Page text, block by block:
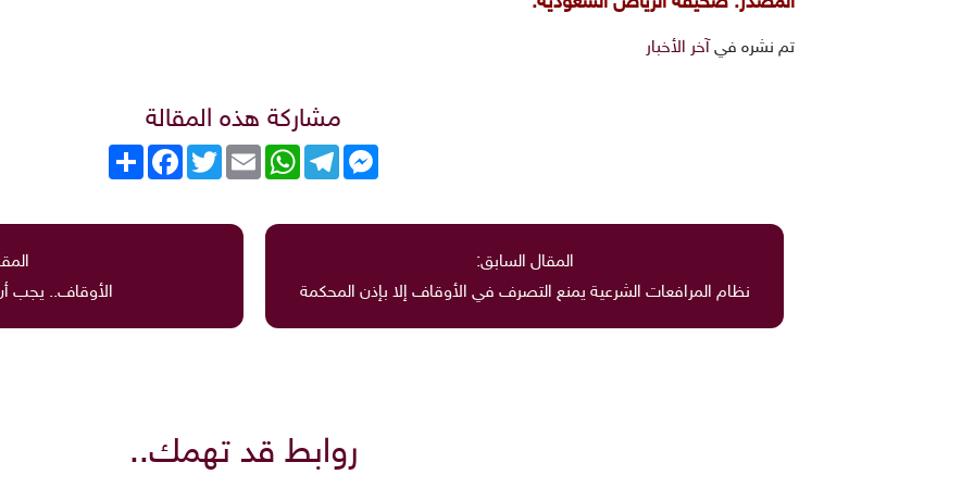
تم نشره في آخر الأخبار
مشاركة هذه المقالة
انشر
FacebookTwitterEmail
WhatsAppTelegram
Messenger
المقال السابق:
نظام المرافعات الشرعية يمنع التصرف في الأوقاف إلا بإذن المحكمة
الأوقاف.. يجب
روابط قد تهمك..